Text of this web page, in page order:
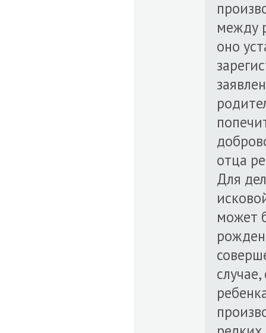
между
оно
отца
Для
может